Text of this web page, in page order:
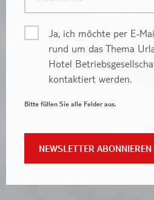
Ja, ich möchte per E-
rund um das Thema
Hotel
kontaktiert werden.
Bitte füllen Sie alle Felder aus.
NEWSLETTER ABONNIEREN